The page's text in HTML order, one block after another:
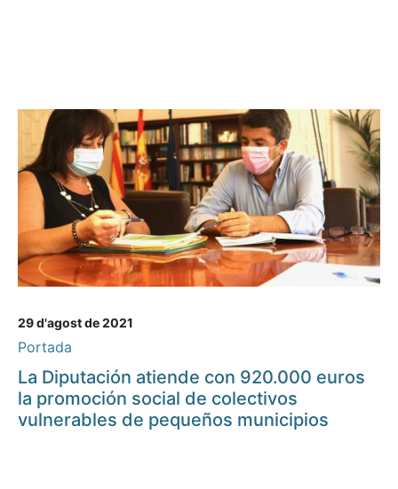
29 d'agost de 2021
Portada
La Diputación atiende con 920.000 euros
la promoción social de colectivos
vulnerables de pequeños municipios